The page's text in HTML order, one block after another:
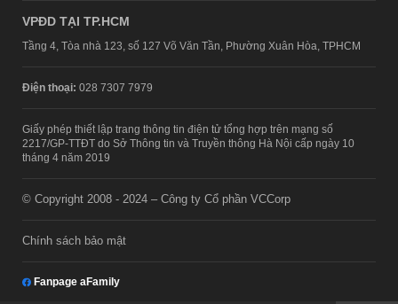
VPĐD TẠI TP.HCM
Tầng 4, Tòa nhà 123, số 127 Võ Văn Tần, Phường Xuân Hòa, TPHCM
Điện thoại: 028 7307 7979
Giấy phép thiết lập trang thông tin điện tử tổng hợp trên mạng số
2217/GP-TTĐT do Sở Thông tin và Truyền thông Hà Nội cấp ngày 10
tháng 4 năm 2019
© Copyright 2008 - 2024 – Công ty Cổ phần VCCorp
Chính sách bảo mật
Fanpage aFamily